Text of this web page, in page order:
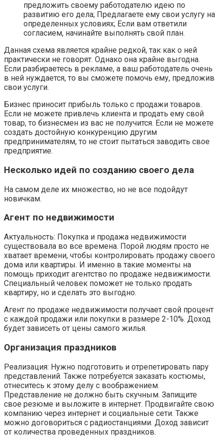
предложить своему работодателю идею по
развитию его дела; Предлагаете ему свои услугу на
определенных условиях; Если вам ответили
согласием, начинайте выполнять свой план.
Данная схема является крайне редкой, так как о ней
практически не говорят. Однако она крайне выгодна.
Если разбираетесь в рекламе, а ваш работодатель очень
в ней нуждается, то вы сможете помочь ему, предложив
свои услуги.
Бизнес приносит прибыль только с продажи товаров.
Если не можете привлечь клиента и продать ему свой
товар, то бизнесмен из вас не получится. Если не можете
создать достойную конкуренцию другим
предпринимателям, то не стоит пытаться заводить свое
предприятие.
Несколько идей по созданию своего дела
На самом деле их множество, но не все подойдут
новичкам.
Агент по недвижимости
Актуальность: Покупка и продажа недвижимости
существовала во все времена. Порой людям просто не
хватает времени, чтобы контролировать продажу своего
дома или квартиры. И именно в такие моменты на
помощь приходит агентство по продаже недвижимости.
Специальный человек поможет не только продать
квартиру, но и сделать это выгодно.
Агент по продаже недвижимости получает свой процент
с каждой продажи или покупки в размере 2-10%. Доход
будет зависеть от цены самого жилья.
Организация праздников
Реализация: Нужно подготовить и отрепетировать пару
представлений. Также потребуется заказать костюмы,
отнеситесь к этому делу с воображением.
Представление не должно быть скучным. Запищите
свое резюме и выложите в интернет. Продвигайте свою
компанию через интернет и социальные сети. Также
можно договориться с радиостанциями. Доход зависит
от количества проведенных праздников.